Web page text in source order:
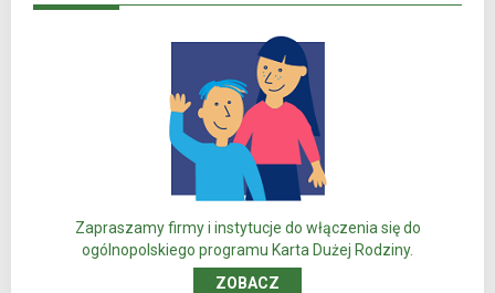
Zapraszamy firmy i instytucje do włączenia się do
ogólnopolskiego programu Karta Dużej Rodziny.
ZOBACZ